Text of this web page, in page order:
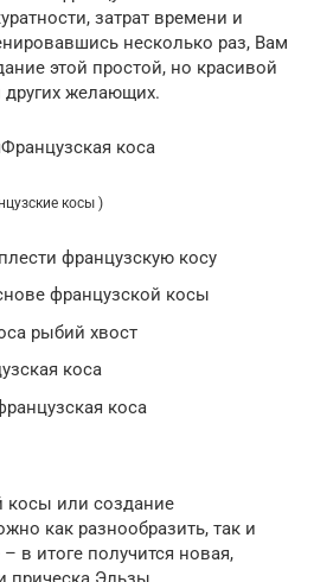
затрат времени и
несколько раз, Вам
этой простой, но красивой
других желающих.
коса
косы )
французскую косу
французской косы
рыбий хвост
коса
коса
косы или создание
как разнообразить, так и
в итоге получится новая,